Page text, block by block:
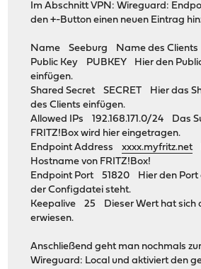
Im Abschnitt VPN: Wireguard:
den +-Button einen neuen Eintrag
Name Seeburg Name des Clients
Public Key PUBKEY Hier den
einfügen.
Shared Secret SECRET Hier das
des Clients einfügen.
Allowed IPs 192.168.171.0/24 Das
FRITZ!Box wird hier eingetragen.
Endpoint Addressxxxx.myfritz.net
Hostname von FRITZ!Box!
Endpoint Port 51820 Hier den Port
der Configdatei steht.
Keepalive 25 Dieser Wert hat sich
erwiesen.
Anschließend geht man nochmals
Wireguard: Local und aktiviert den